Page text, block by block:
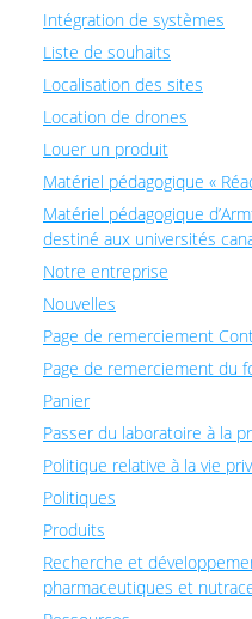
Intégration de systèmes
Liste de souhaits
Localisation des sites
Location de drones
Louer un produit
Matériel pédagogique «
Matériel pédagogique
destiné aux universités
Notre entreprise
Nouvelles
Page de remerciement
Page de remerciement du
Panier
Passer du laboratoire à la
Politique relative à la vie
Politiques
Produits
Recherche et
pharmaceutiques et